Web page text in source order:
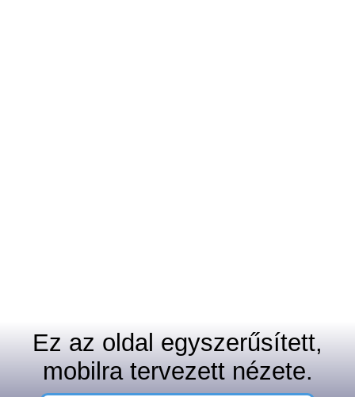
Ez az oldal egyszerűsített,
mobilra tervezett nézete.